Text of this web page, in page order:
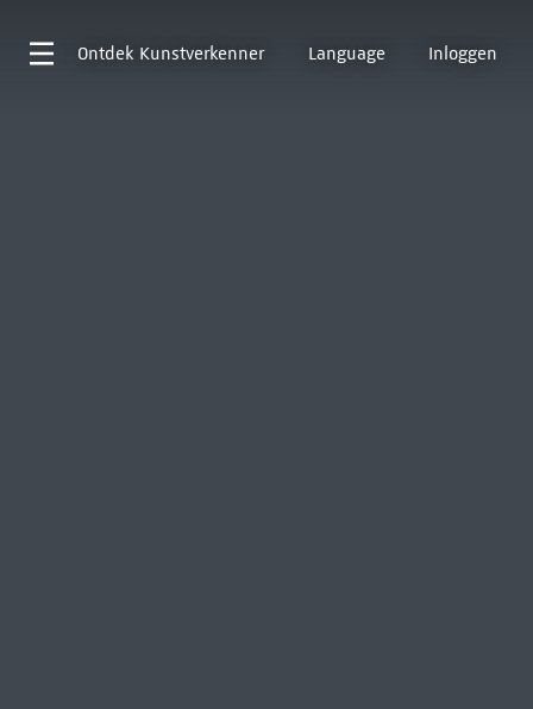
Ontdek Kunstverkenner Language Inloggen